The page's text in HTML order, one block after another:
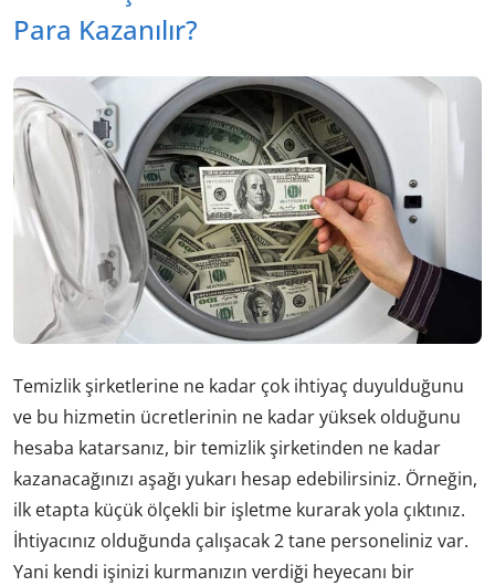
Para Kazanılır?
Temizlik şirketlerine ne kadar çok ihtiyaç duyulduğunu
ve bu hizmetin ücretlerinin ne kadar yüksek olduğunu
hesaba katarsanız, bir temizlik şirketinden ne kadar
kazanacağınızı aşağı yukarı hesap edebilirsiniz. Örneğin,
ilk etapta küçük ölçekli bir işletme kurarak yola çıktınız.
İhtiyacınız olduğunda çalışacak 2 tane personeliniz var.
Yani kendi işinizi kurmanızın verdiği heyecanı bir